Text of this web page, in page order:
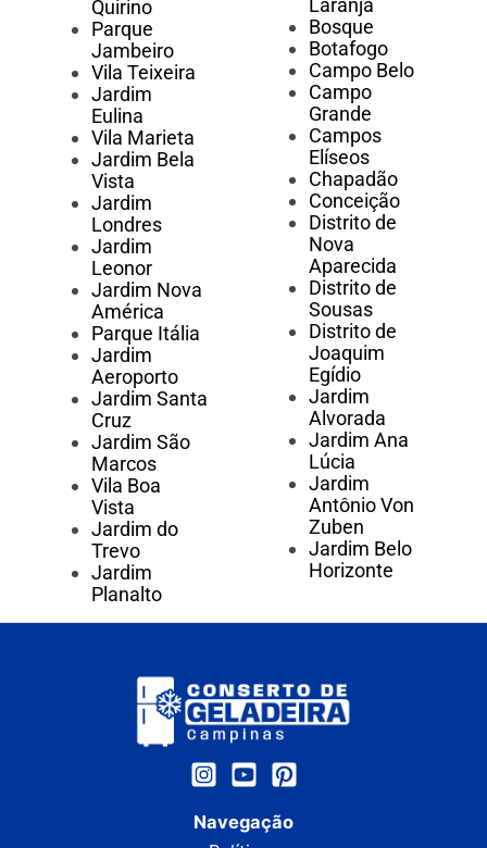
Quirino
Parque
Jambeiro
Vila Teixeira
Jardim
Eulina
Vila Marieta
Jardim Bela
Vista
Jardim
Londres
Jardim
Leonor
Jardim Nova
América
Parque Itália
Jardim
Aeroporto
Jardim Santa
Cruz
Jardim São
Marcos
Vila Boa
Vista
Jardim do
Trevo
Jardim
Planalto
Laranja
Bosque
Botafogo
Campo Belo
Campo
Grande
Campos
Elíseos
Chapadão
Conceição
Distrito de
Nova
Aparecida
Distrito de
Sousas
Distrito de
Joaquim
Egídio
Jardim
Alvorada
Jardim Ana
Lúcia
Jardim
Antônio Von
Zuben
Jardim Belo
Horizonte
Navegação